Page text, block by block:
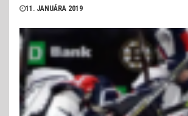
11. JANUÁRA 2019